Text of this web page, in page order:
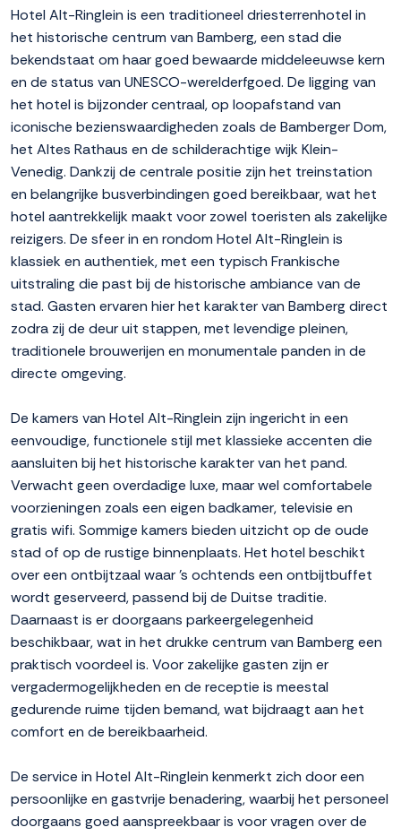
Hotel Alt-Ringlein is een traditioneel driesterrenhotel in
het historische centrum van Bamberg, een stad die
bekendstaat om haar goed bewaarde middeleeuwse kern
en de status van UNESCO-werelderfgoed. De ligging van
het hotel is bijzonder centraal, op loopafstand van
iconische bezienswaardigheden zoals de Bamberger Dom,
het Altes Rathaus en de schilderachtige wijk Klein-
Venedig. Dankzij de centrale positie zijn het treinstation
en belangrijke busverbindingen goed bereikbaar, wat het
hotel aantrekkelijk maakt voor zowel toeristen als zakelijke
reizigers. De sfeer in en rondom Hotel Alt-Ringlein is
klassiek en authentiek, met een typisch Frankische
uitstraling die past bij de historische ambiance van de
stad. Gasten ervaren hier het karakter van Bamberg direct
zodra zij de deur uit stappen, met levendige pleinen,
traditionele brouwerijen en monumentale panden in de
directe omgeving.
De kamers van Hotel Alt-Ringlein zijn ingericht in een
eenvoudige, functionele stijl met klassieke accenten die
aansluiten bij het historische karakter van het pand.
Verwacht geen overdadige luxe, maar wel comfortabele
voorzieningen zoals een eigen badkamer, televisie en
gratis wifi. Sommige kamers bieden uitzicht op de oude
stad of op de rustige binnenplaats. Het hotel beschikt
over een ontbijtzaal waar 's ochtends een ontbijtbuffet
wordt geserveerd, passend bij de Duitse traditie.
Daarnaast is er doorgaans parkeergelegenheid
beschikbaar, wat in het drukke centrum van Bamberg een
praktisch voordeel is. Voor zakelijke gasten zijn er
vergadermogelijkheden en de receptie is meestal
gedurende ruime tijden bemand, wat bijdraagt aan het
comfort en de bereikbaarheid.
De service in Hotel Alt-Ringlein kenmerkt zich door een
persoonlijke en gastvrije benadering, waarbij het personeel
doorgaans goed aanspreekbaar is voor vragen over de